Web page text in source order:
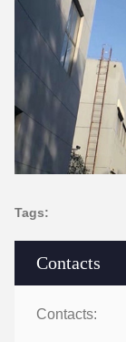
Contacts
Contacts:
Tags: